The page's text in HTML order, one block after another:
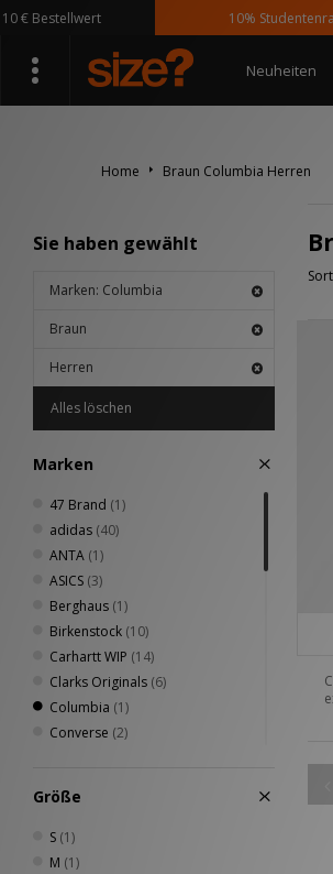
Bestellwert 10%
Neuheiten
Home Braun Columbia Herren
Sie haben gewählt
Marken: Columbia
Braun
Herren
Alles löschen
Marken
47 Brand (1)
adidas (40)
ANTA (1)
ASICS (3)
Berghaus (1)
Birkenstock (10)
Carhartt WIP (14)
Clarks Originals (6)
Columbia (1)
Converse (2)
Havaianas
Home Grown
Jason Markk
Größe
S (1)
M (1)